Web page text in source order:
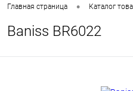
Главная страница • Каталог
Baniss BR6022